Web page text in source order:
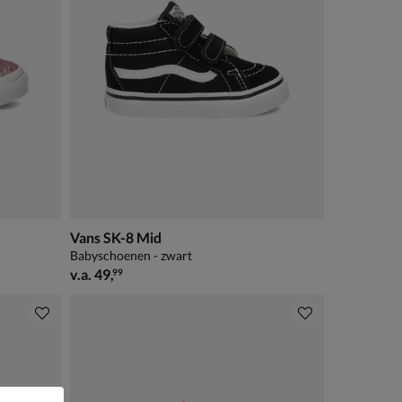
Vans SK-8 Mid
Babyschoenen - zwart
vanaf € 49,99
v.a. 49,99